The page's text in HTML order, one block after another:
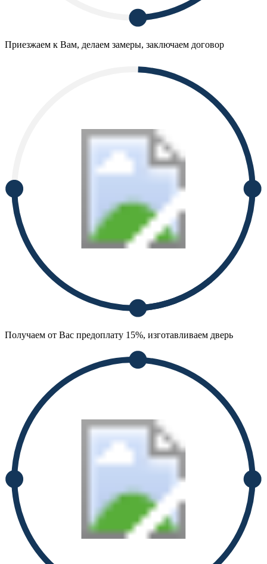
Приезжаем к Вам, делаем замеры, заключаем договор
Получаем от Вас предоплату 15%, изготавливаем дверь